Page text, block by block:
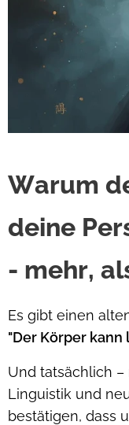
Warum
deine
- mehr,
Es gibt einen
"Der Körper kann
Und tatsächlich
Linguistik und
bestätigen, dass